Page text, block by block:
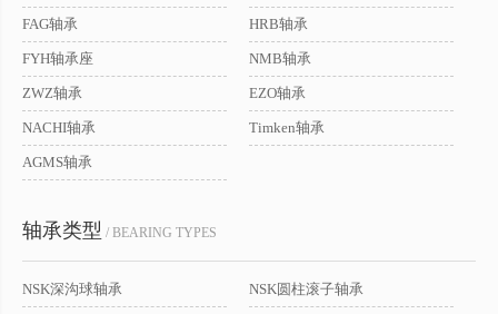
FAG轴承 HRB轴承
FYH轴承座 NMB轴承
ZWZ轴承 EZO轴承
NACHI轴承 Timken轴承
AGMS轴承
轴承类型 / BEARING TYPES
NSK深沟球轴承 NSK圆柱滚子轴承